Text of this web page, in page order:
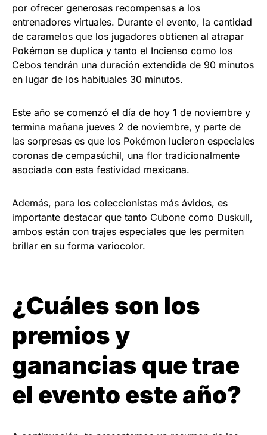
por ofrecer generosas recompensas a los
entrenadores virtuales. Durante el evento, la cantidad
de caramelos que los jugadores obtienen al atrapar
Pokémon se duplica y tanto el Incienso como los
Cebos tendrán una duración extendida de 90 minutos
en lugar de los habituales 30 minutos.
Este año se comenzó el día de hoy 1 de noviembre y
termina mañana jueves 2 de noviembre, y parte de
las sorpresas es que los Pokémon lucieron especiales
coronas de cempasúchil, una flor tradicionalmente
asociada con esta festividad mexicana.
Además, para los coleccionistas más ávidos, es
importante destacar que tanto Cubone como Duskull,
ambos están con trajes especiales que les permiten
brillar en su forma variocolor.
¿Cuáles son los
premios y
ganancias que trae
el evento este año?